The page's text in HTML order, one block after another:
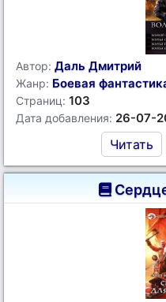
Автор: Даль Дмитрий
Жанр: Боевая
Страниц: 103
Дата добавления: 26-07-
Читать